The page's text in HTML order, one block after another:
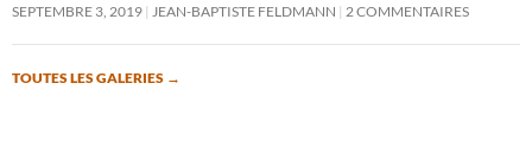
SEPTEMBRE 3, 2019
JEAN-BAPTISTE FELDMANN 2 COMMENTAIRES
TOUTES LES GALERIES →